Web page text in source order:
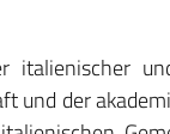
italienischer
und der